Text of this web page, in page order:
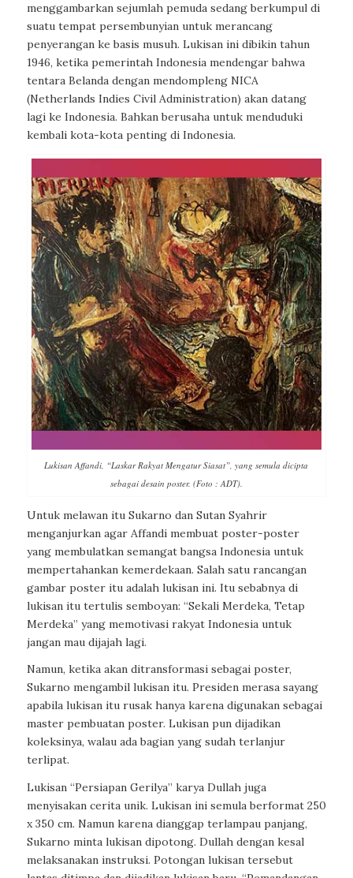
menggambarkan sejumlah pemuda sedang berkumpul di
suatu tempat persembunyian untuk merancang
penyerangan ke basis musuh. Lukisan ini dibikin tahun
1946, ketika pemerintah Indonesia mendengar bahwa
tentara Belanda dengan mendompleng NICA
(Netherlands Indies Civil Administration) akan datang
lagi ke Indonesia. Bahkan berusaha untuk menduduki
kembali kota-kota penting di Indonesia.
Lukisan Affandi, “Laskar Rakyat Mengatur Siasat”, yang semula dicipta
sebagai desain poster. (Foto : ADT).
Untuk melawan itu Sukarno dan Sutan Syahrir
menganjurkan agar Affandi membuat poster-poster
yang membulatkan semangat bangsa Indonesia untuk
mempertahankan kemerdekaan. Salah satu rancangan
gambar poster itu adalah lukisan ini. Itu sebabnya di
lukisan itu tertulis semboyan: “Sekali Merdeka, Tetap
Merdeka” yang memotivasi rakyat Indonesia untuk
jangan mau dijajah lagi.
Namun, ketika akan ditransformasi sebagai poster,
Sukarno mengambil lukisan itu. Presiden merasa sayang
apabila lukisan itu rusak hanya karena digunakan sebagai
master pembuatan poster. Lukisan pun dijadikan
koleksinya, walau ada bagian yang sudah terlanjur
terlipat.
Lukisan “Persiapan Gerilya” karya Dullah juga
menyisakan cerita unik. Lukisan ini semula berformat 250
x 350 cm. Namun karena dianggap terlampau panjang,
Sukarno minta lukisan dipotong. Dullah dengan kesal
melaksanakan instruksi. Potongan lukisan tersebut